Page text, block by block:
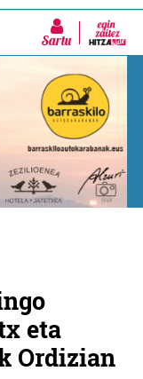
Sartu
eta
Ordizian